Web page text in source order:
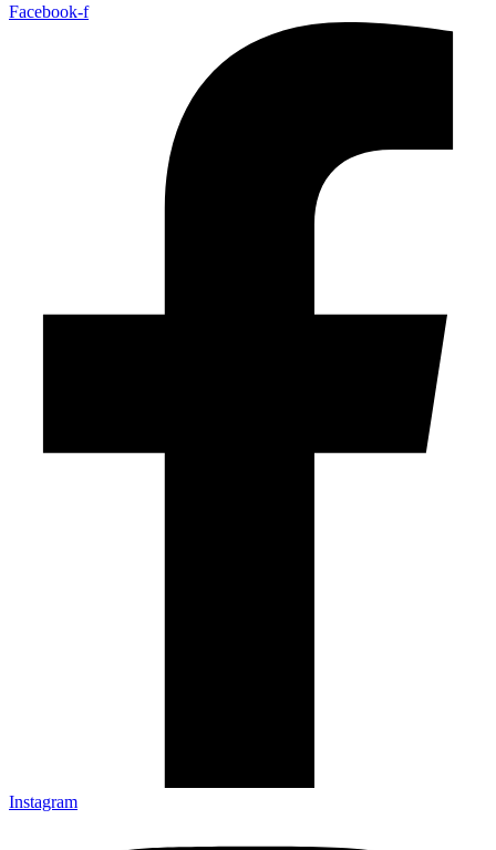
Facebook-f
Instagram